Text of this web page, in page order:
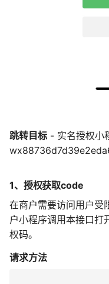
跳转目标 - 实名授权小
1、授权获取code
在商户需要访问用户受
户小程序调用本接口打
权码。
请求方法